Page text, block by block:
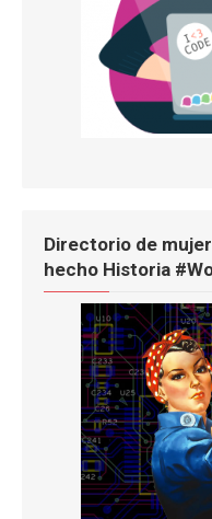
Directorio de
hecho Historia